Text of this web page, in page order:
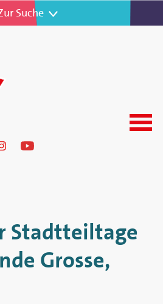
Navigation
Suche
InstagramYouTube
Stadtteiltage
Grosse,